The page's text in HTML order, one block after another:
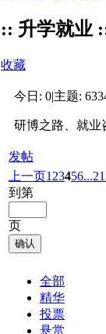
:: 升学就业
收藏
今日: 0|主题:
研博之路、就业
发帖
上一页1 23456
到第
页
确认
全部
精华
投票
悬赏